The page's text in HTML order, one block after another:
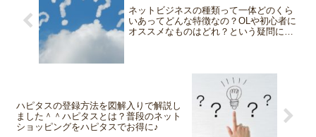
ネットビジネスの種類って一体どのくら
いあってどんな特徴なの？OLや初心者に
オススメなものはどれ？という疑問にお
ハピタスの登録方法を図解入りで解説し
ました＾＾ハピタスとは？普段のネット
ショッピングをハピタスでお得に♪